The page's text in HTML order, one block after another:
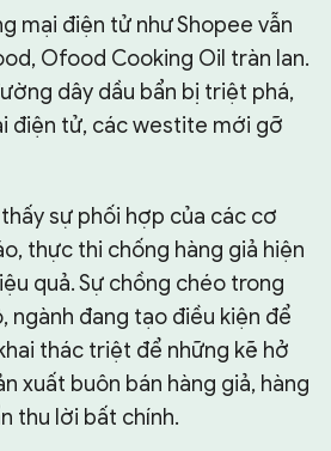
mại điện tử như Shopee vẫn
Ofood Cooking Oil tràn lan.
dây dầu bẩn bị triệt phá,
điện tử, các westite mới gỡ
sự phối hợp của các cơ
thực thi chống hàng giả hiện
quả. Sự chồng chéo trong
ngành đang tạo điều kiện để
thác triệt để những kẽ hở
xuất buôn bán hàng giả, hàng
thu lời bất chính.